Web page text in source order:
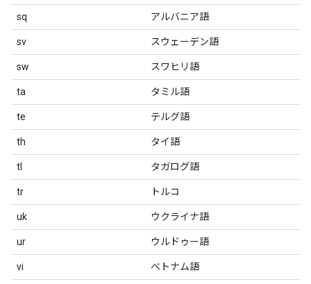
sq アルバニア語
sv スウェーデン語
sw スワヒリ語
ta タミル語
te テルグ語
th タイ語
tl タガログ語
tr トルコ
uk ウクライナ語
ur ウルドゥー語
vi ベトナム語